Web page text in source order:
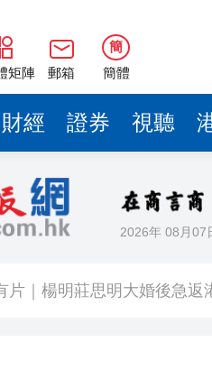
矩陣 郵箱
簡
簡體
財經 證券 視聽
2026年 08月07
片｜楊明莊思明大婚後急返